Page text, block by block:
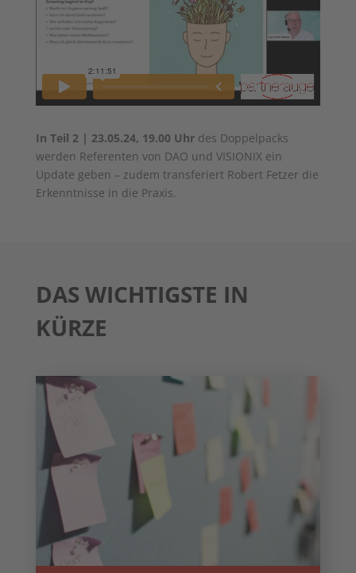
In Teil 2 | 23.05.24, 19.00 Uhrdes Doppelpacks
werden Referenten von DAO und VISIONIX ein
Update geben – zudem transferiert Robert Fetzer die
Erkenntnisse in die Praxis.
DAS WICHTIGSTE IN
KÜRZE